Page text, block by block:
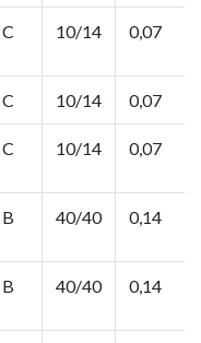
C 10/14 0,07
C 10/14 0,07
C 10/14 0,07
B 40/40 0,14
B 40/40 0,14